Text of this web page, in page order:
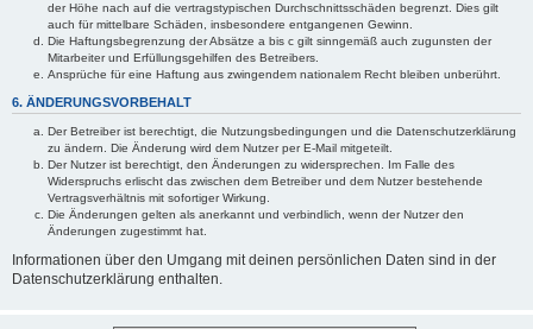
der Höhe nach auf die vertragstypischen Durchschnittsschäden begrenzt. Dies gilt
auch für mittelbare Schäden, insbesondere entgangenen Gewinn.
Die Haftungsbegrenzung der Absätze a bis c gilt sinngemäß auch zugunsten der
Mitarbeiter und Erfüllungsgehilfen des Betreibers.
Ansprüche für eine Haftung aus zwingendem nationalem Recht bleiben unberührt.
6. ÄNDERUNGSVORBEHALT
Der Betreiber ist berechtigt, die Nutzungsbedingungen und die Datenschutzerklärung
zu ändern. Die Änderung wird dem Nutzer per E-Mail mitgeteilt.
Der Nutzer ist berechtigt, den Änderungen zu widersprechen. Im Falle des
Widerspruchs erlischt das zwischen dem Betreiber und dem Nutzer bestehende
Vertragsverhältnis mit sofortiger Wirkung.
Die Änderungen gelten als anerkannt und verbindlich, wenn der Nutzer den
Änderungen zugestimmt hat.
Informationen über den Umgang mit deinen persönlichen Daten sind in der
Datenschutzerklärung enthalten.